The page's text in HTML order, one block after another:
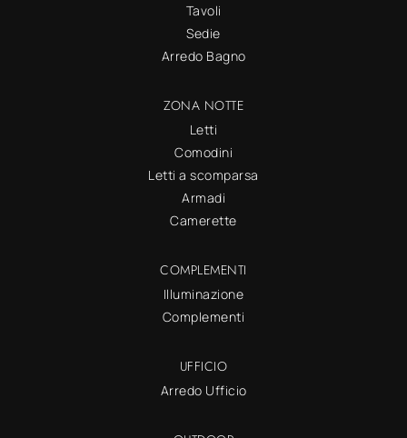
Tavoli
Sedie
Arredo Bagno
ZONA NOTTE
Letti
Comodini
Letti a scomparsa
Armadi
Camerette
COMPLEMENTI
Illuminazione
Complementi
UFFICIO
Arredo Ufficio